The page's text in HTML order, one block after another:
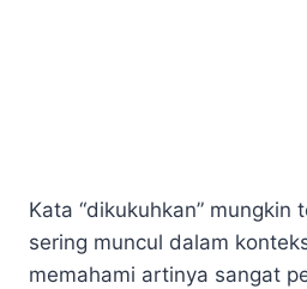
Kata “dikukuhkan” mungkin
sering muncul dalam
memahami artinya sangat